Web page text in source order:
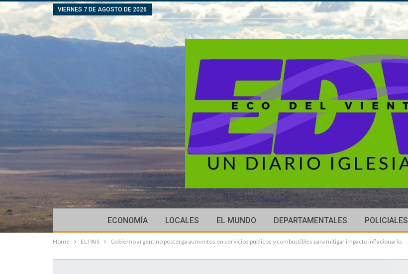
VIERNES 7 DE AGOSTO DE 2026
ECONOMÍA LOCALES EL MUNDO DEPARTAMENTALES POLICIALES
Home EL PAIS Gobierno argentino posterga aumentos en servicios públicos y combustibles para mitigar impacto inflacionario